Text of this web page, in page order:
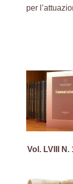
per
Vol. LVIII N.